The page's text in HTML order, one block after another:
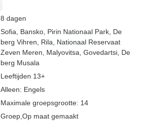
8 dagen
Sofia , Bansko , Pirin Nationaal Park , De
berg Vihren , Rila , Nationaal Reservaat
Zeven Meren , Malyovitsa , Govedartsi , De
berg Musala
Leeftijden 13+
Alleen: Engels
Maximale groepsgrootte: 14
Groep Op maat gemaakt